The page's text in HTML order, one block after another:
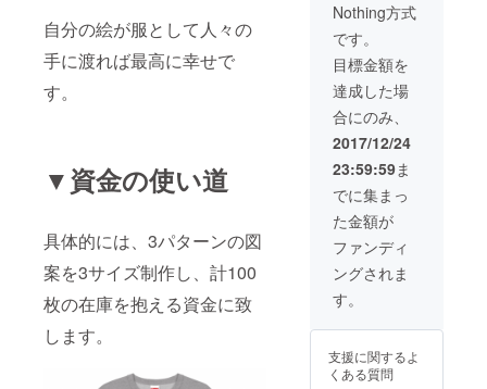
自分の絵が服として人々の
手に渡れば最高に幸せで
す。
▼資金の使い道
具体的には、3パターンの図
案を3サイズ制作し、計100
枚の在庫を抱える資金に致
します。
Nothing方式
です。
目標金額を
達成した場
合にのみ、
2017/12/24
23:59:59ま
でに集まっ
た金額が
ファンディ
ングされま
す。
支援に関するよ
くある質問